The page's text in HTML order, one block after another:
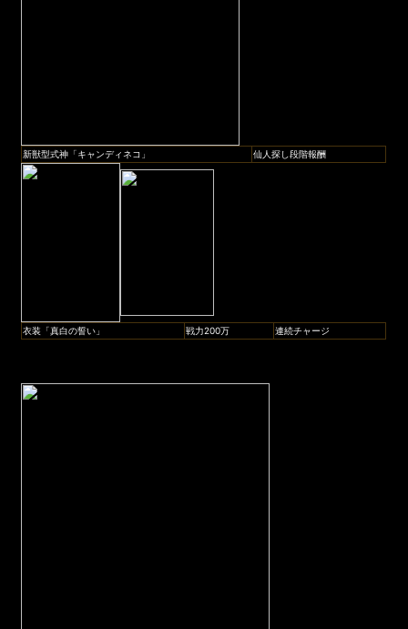
新獣型式神「キャンディネコ」 仙人探し段階報酬
衣装「真白の誓い」 戦力200万 連続チャージ